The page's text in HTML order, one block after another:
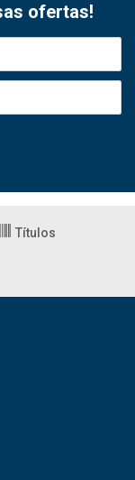
ofertas!
Títulos